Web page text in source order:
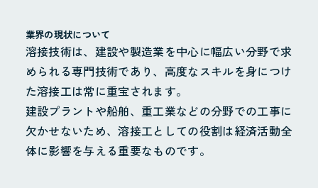
業界の現状について
溶接技術は、建設や製造業を中心に幅広い分野で求
められる専門技術であり、高度なスキルを身につけ
た溶接工は常に重宝されます。
建設プラントや船舶、重工業などの分野での工事に
欠かせないため、溶接工としての役割は経済活動全
体に影響を与える重要なものです。